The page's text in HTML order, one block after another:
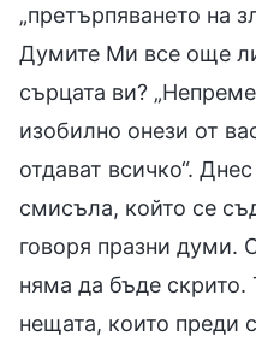
„претърпяването на
Думите Ми все още
сърцата ви?
изобилно онези от
отдават всичко“.
смисъла, който се
говоря празни думи.
няма да бъде скрито.
нещата, които преди